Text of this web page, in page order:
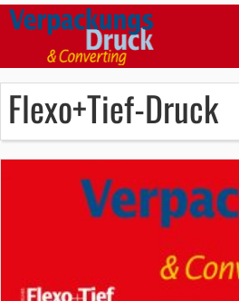
Flexo+Tief-Druck